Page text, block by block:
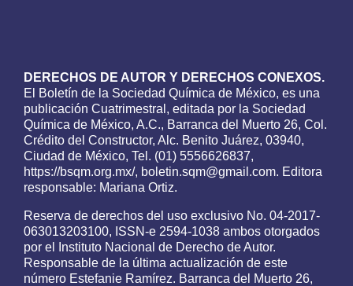
DERECHOS DE AUTOR Y DERECHOS CONEXOS.
El Boletín de la Sociedad Química de México, es una
publicación Cuatrimestral, editada por la Sociedad
Química de México, A.C., Barranca del Muerto 26, Col.
Crédito del Constructor, Alc. Benito Juárez, 03940,
Ciudad de México, Tel. (01) 5556626837,
https://bsqm.org.mx/, boletin.sqm@gmail.com. Editora
responsable: Mariana Ortiz.
Reserva de derechos del uso exclusivo No. 04-2017-
063013203100, ISSN-e 2594-1038 ambos otorgados
por el Instituto Nacional de Derecho de Autor.
Responsable de la última actualización de este
número Estefanie Ramírez. Barranca del Muerto 26,